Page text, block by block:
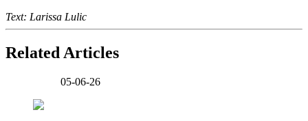
Text: Larissa Lulic
Related Articles
05-06-26